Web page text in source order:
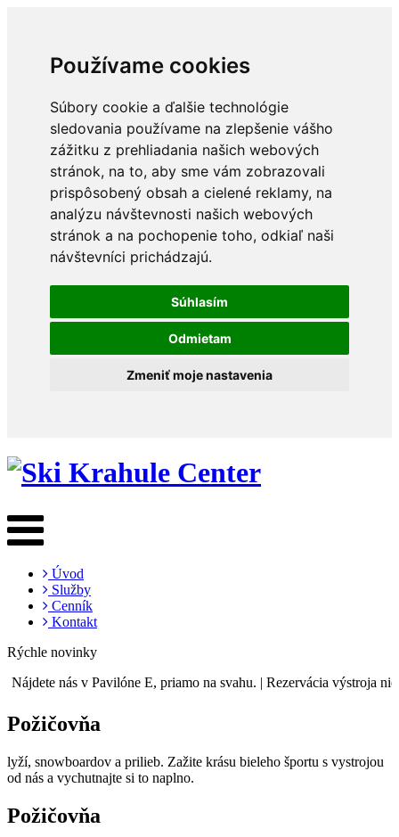
Používame cookies
Súbory cookie a ďalšie technológie
sledovania používame na zlepšenie vášho
zážitku z prehliadania našich webových
stránok, na to, aby sme vám zobrazovali
prispôsobený obsah a cielené reklamy, na
analýzu návštevnosti našich webových
stránok a na pochopenie toho, odkiaľ naši
návštevníci prichádzajú.
Súhlasím
Odmietam
Zmeniť moje nastavenia
Úvod
Služby
Cenník
Kontakt
Rýchle novinky
nás v Pavilóne E, priamo na svahu. | Rezervácia výstroja nie je
Požičovňa
lyží, snowboardov a prilieb. Zažite krásu bieleho športu s vystrojou
od nás a vychutnajte si to naplno.
Požičovňa